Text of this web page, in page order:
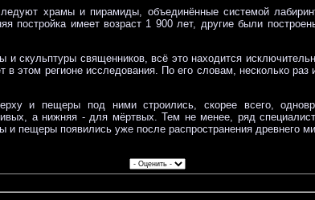
храмы и пирамиды, объединённые системой
постройка имеет возраст 1 900 лет, другие были
и скульптуры священников, всё это находится
этом регионе исследования. По его словам, несколько раз
и пещеры под ними строились, скорее всего,
а нижняя - для мёртвых. Тем не менее, ряд
и пещеры появились уже после распространения древнего